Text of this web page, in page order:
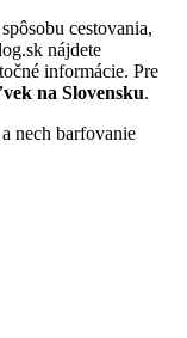
cestovania,
nájdete
informácie. Pre
na Slovensku.
nech barfovanie